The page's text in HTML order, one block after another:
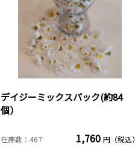
デイジーミックスパック(約84
個）
在庫数：467 1,760 円（税込）